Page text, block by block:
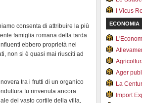
consenta di attribuire la più
famiglia romana della tarda
ebbero proprietà nei
non si è quasi mai riusciti ad
tra i frutti di un organico
fu rinvenuta ancora
del vasto cortile della villa,
I Vicus
ECONOMIA
Ager
La
Import